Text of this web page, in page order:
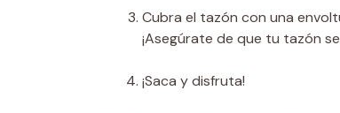
Cubra el tazón con una
¡Asegúrate de que tu tazón
¡Saca y disfruta!